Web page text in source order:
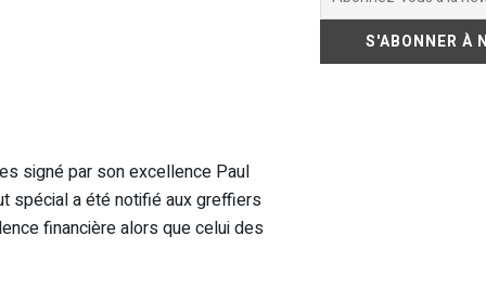
signé par son excellence Paul
spécial a été notifié aux greffiers
financière alors que celui des